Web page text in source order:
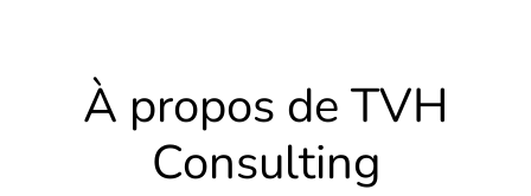
À propos de TVH
Consulting